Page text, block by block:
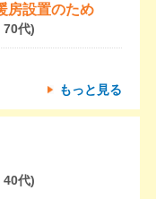
房設置のため
70代)
もっと見る
40代)